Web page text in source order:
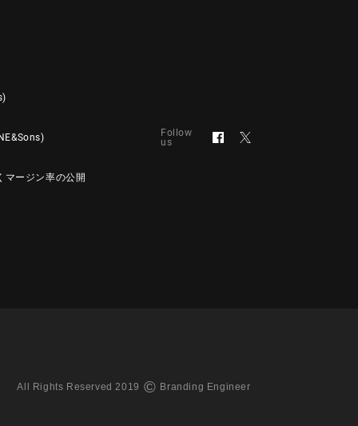
マージン率の公開
Follow
us
All Rights Reserved 2019 © Branding Engineer